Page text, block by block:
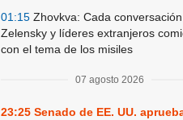
01:15 Zhovkva: Cada
Zelensky y líderes extranjeros
con el tema de los misiles
07 agosto 2026
23:25 Senado de EE. UU.